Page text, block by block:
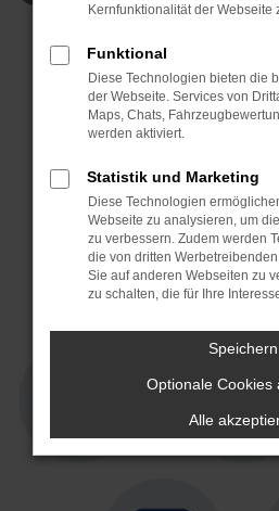
4,3 von 5
Kernfunktionalität der Webseite
Funktional
Diese Technologien bieten die
der Webseite. Services von
Maps, Chats,
werden aktiviert.
Statistik und Marketing
Diese Technologien
Webseite zu analysieren, um
zu verbessern. Zudem werden
die von dritten
Sie auf anderen Webseiten zu
zu schalten, die für Ihre
Speichern
Optionale Cookies
Alle